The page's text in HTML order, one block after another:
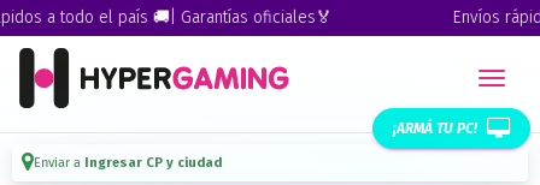
a todo el país 🚚| Garantías oficiales🏅 Envíos
¡ARMÁ TU PC!
Enviar a Ingresar CP y ciudad